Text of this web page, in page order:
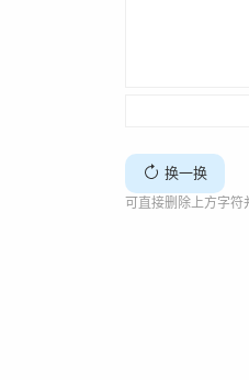
换一换
可直接删除上方字符